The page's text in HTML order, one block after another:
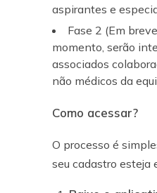
aspirantes e
Fase 2 (Em
momento, serão
associados
não médicos da
Como acessar?
O processo é
seu cadastro esteja